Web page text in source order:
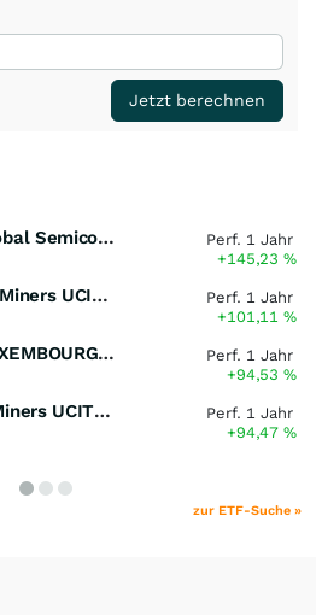
Jetzt berechnen
iShares MSCI Global Semiconductors UCITS ETF USD (Acc)
Perf. 1 Jahr
+145,23%
Global X Copper Miners UCITS ETF USD Acc
Perf. 1 Jahr
+101,11%
MULTI UNITS LUXEMBOURG - Lyxor MSCI Semiconductors ESG Filtered
Perf. 1 Jahr
+94,53%
iShares Copper Miners UCITS ETF
Perf. 1 Jahr
+94,47%
zur ETF-Suche »